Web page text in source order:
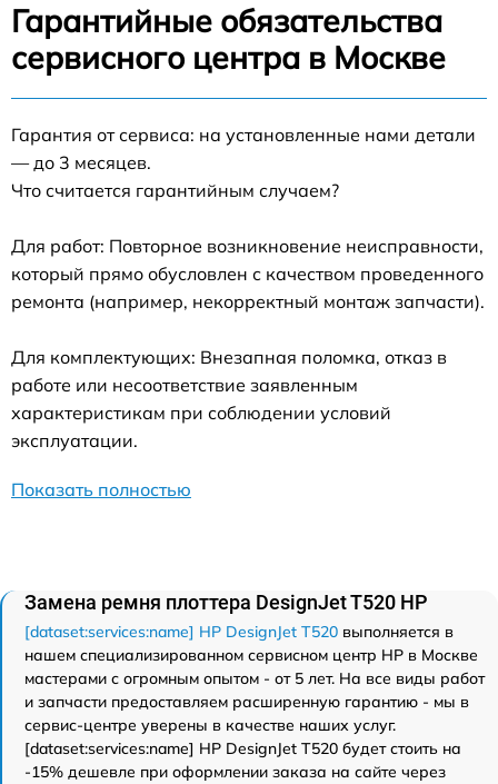
Гарантийные обязательства
сервисного центра в Москве
Гарантия от сервиса: на установленные нами детали
— до 3 месяцев.
Что считается гарантийным случаем?
Для работ: Повторное возникновение неисправности,
который прямо обусловлен с качеством проведенного
ремонта (например, некорректный монтаж запчасти).
Для комплектующих: Внезапная поломка, отказ в
работе или несоответствие заявленным
характеристикам при соблюдении условий
эксплуатации.
Показать полностью
Замена ремня плоттера DesignJet T520 HP
[dataset:services:name] HP DesignJet T520 выполняется в
нашем специализированном сервисном центр HP в Москве
мастерами с огромным опытом - от 5 лет. На все виды работ
и запчасти предоставляем расширенную гарантию - мы в
сервис-центре уверены в качестве наших услуг.
[dataset:services:name] HP DesignJet T520 будет стоить на
-15% дешевле при оформлении заказа на сайте через